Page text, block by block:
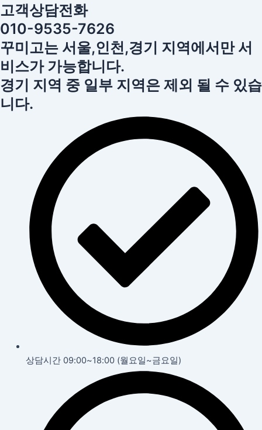
고객상담전화
010-9535-7626
꾸미고는 서울,인천,경기 지역에서만 서
비스가 가능합니다.
경기 지역 중 일부 지역은 제외 될 수 있습
니다.
상담시간 09:00~18:00 (월요일~금요일)